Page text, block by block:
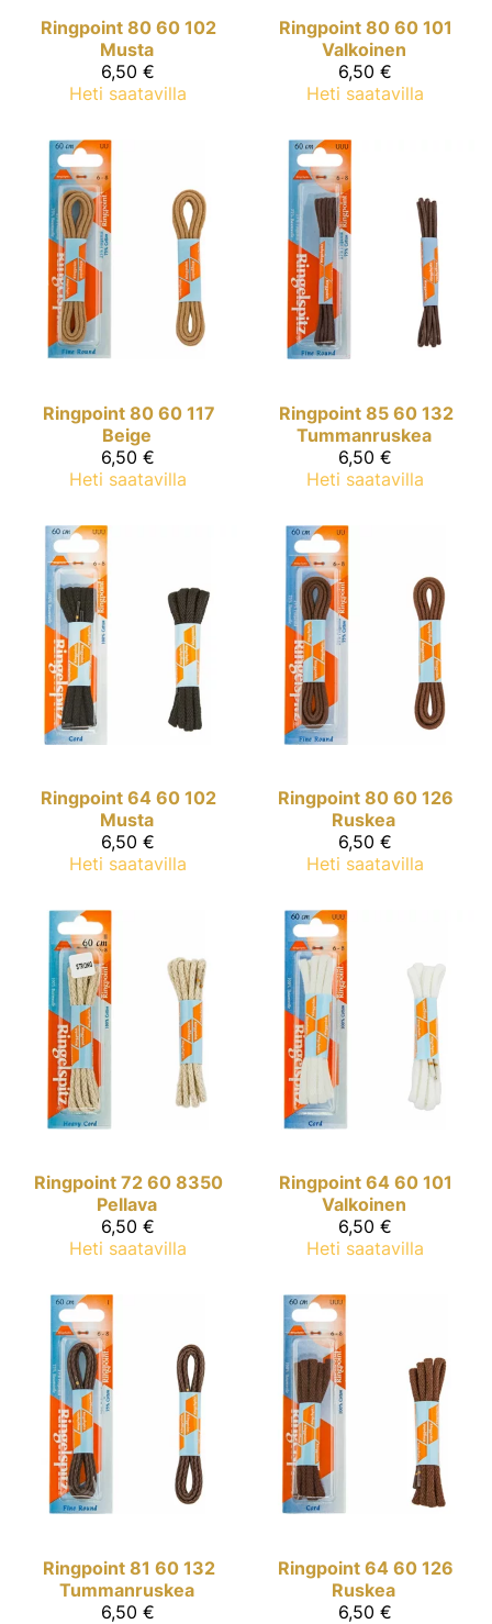
Ringpoint 80 60 102
Musta
6,50 €
Heti saatavilla
Ringpoint 80 60 101
Valkoinen
6,50 €
Heti saatavilla
Ringpoint 80 60 117
Beige
6,50 €
Heti saatavilla
Ringpoint 85 60 132
Tummanruskea
6,50 €
Heti saatavilla
Ringpoint 64 60 102
Musta
6,50 €
Heti saatavilla
Ringpoint 80 60 126
Ruskea
6,50 €
Heti saatavilla
Ringpoint 72 60 8350
Pellava
6,50 €
Heti saatavilla
Ringpoint 64 60 101
Valkoinen
6,50 €
Heti saatavilla
Ringpoint 81 60 132
Tummanruskea
6,50 €
Ringpoint 64 60 126
Ruskea
6,50 €